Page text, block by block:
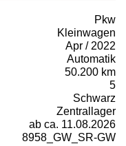
Pkw
Kleinwagen
Apr / 2022
Automatik
50.200 km
5
Schwarz
Zentrallager
ab ca. 11.08.2026
8958_GW_SR-GW